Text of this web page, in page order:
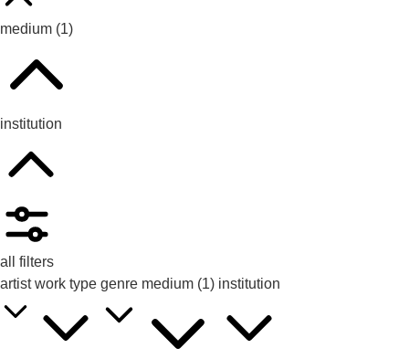
medium (1)
institution
all filters
artist work type genre medium (1) institution